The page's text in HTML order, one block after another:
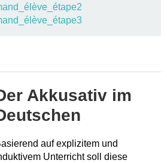
Akkusativ im
auf explizitem und
Unterricht soll diese